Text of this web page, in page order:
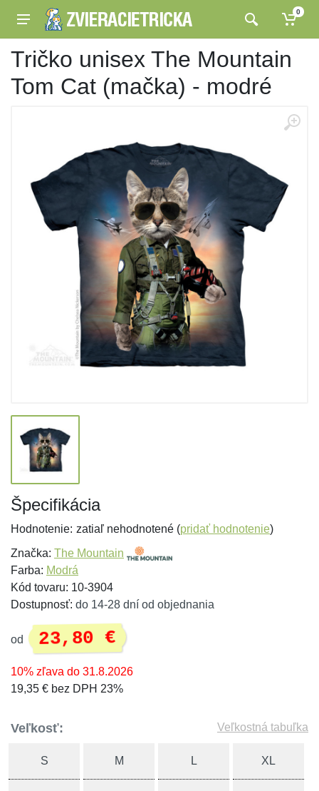
0
Tričko unisex The Mountain
Tom Cat (mačka) - modré
Špecifikácia
Hodnotenie: zatiaľ nehodnotené (pridať hodnotenie)
Značka: The Mountain
Farba: Modrá
Kód tovaru: 10-3904
Dostupnosť: do 14-28 dní od objednania
od 23,80 €
10% zľava do 31.8.2026
19,35 € bez DPH 23%
Veľkosť: Veľkostná tabuľka
S M L XL